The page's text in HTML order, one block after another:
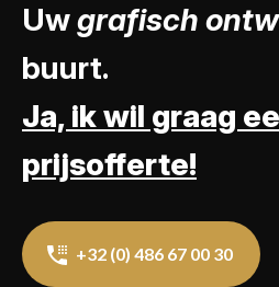
Uwgrafisch
buurt.
Ja, ik wil graag
prijsofferte!
+32 (0) 486 67 00 30